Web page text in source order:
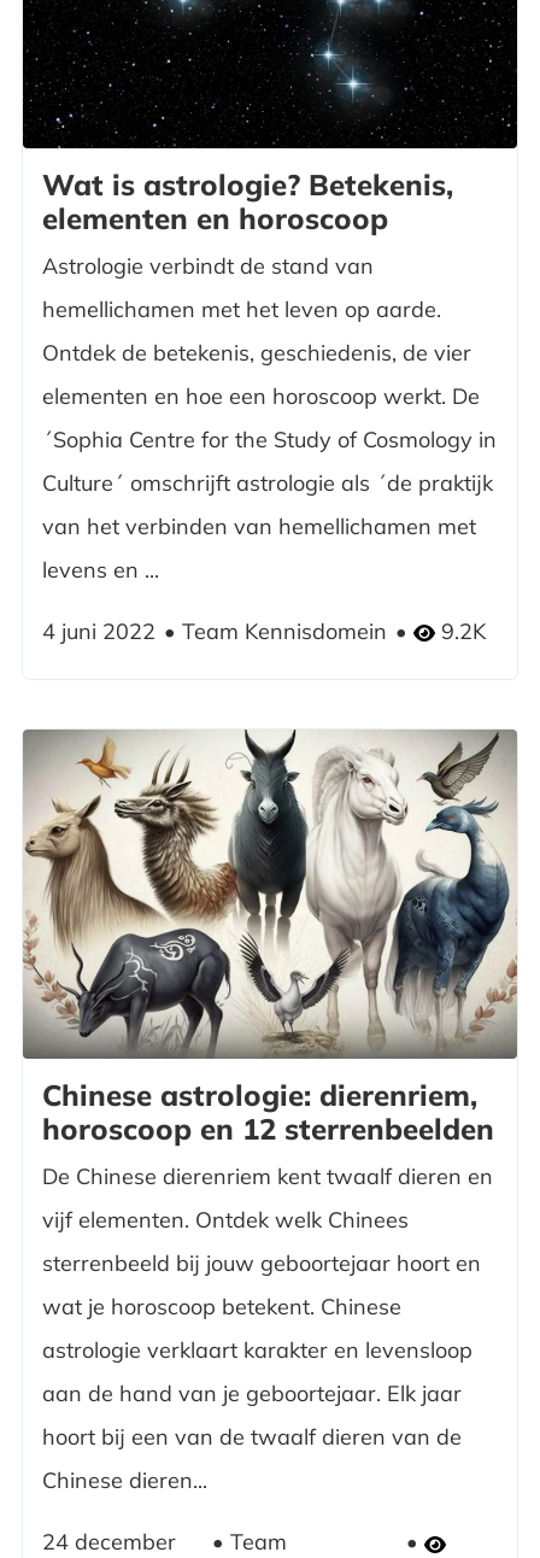
Wat is astrologie? Betekenis,
elementen en horoscoop
Astrologie verbindt de stand van
hemellichamen met het leven op aarde.
Ontdek de betekenis, geschiedenis, de vier
elementen en hoe een horoscoop werkt. De
´Sophia Centre for the Study of Cosmology in
Culture´ omschrijft astrologie als ´de praktijk
van het verbinden van hemellichamen met
levens en ...
4 juni 2022 Team Kennisdomein 9.2K
Chinese astrologie: dierenriem,
horoscoop en 12 sterrenbeelden
De Chinese dierenriem kent twaalf dieren en
vijf elementen. Ontdek welk Chinees
sterrenbeeld bij jouw geboortejaar hoort en
wat je horoscoop betekent. Chinese
astrologie verklaart karakter en levensloop
aan de hand van je geboortejaar. Elk jaar
hoort bij een van de twaalf dieren van de
Chinese dieren...
24 december
Team